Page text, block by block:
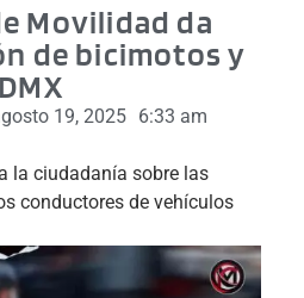
Movilidad da
de bicimotos y
19, 2025 6:33 am
la ciudadanía sobre las
conductores de vehículos